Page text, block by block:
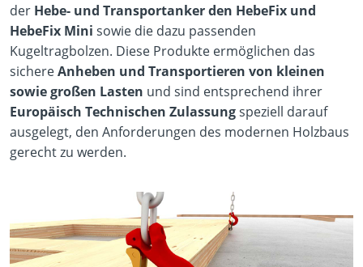
der Hebe- und Transportanker den HebeFix und
HebeFix Mini sowie die dazu passenden
Kugeltragbolzen. Diese Produkte ermöglichen das
sichereAnheben und Transportieren von kleinen
sowie großen Lasten und sind entsprechend ihrer
Europäisch Technischen Zulassungspeziell darauf
ausgelegt, den Anforderungen des modernen Holzbaus
gerecht zu werden.